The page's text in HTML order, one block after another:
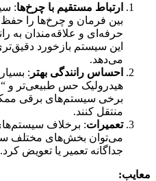
ارتباط مستقیم با چرخ‌ها:
بین فرمان و چرخ‌ها را حفظ
حرفه‌ای و علاقه‌مندان به
این سیستم بازخورد
می‌دهد.
احساس رانندگی بهتر :
هیدرولیک حس طبیعی‌تر و
برخی سیستم‌های برقی
منتقل کنند.
تعمیرات: برخلاف
می‌توان بخش‌های مختلف
جداگانه تعمیر یا تعویض کرد.
معایب: